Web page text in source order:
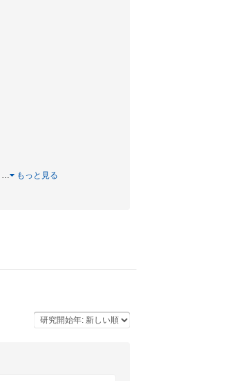
… もっと見る